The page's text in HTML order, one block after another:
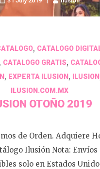
, CATALOGO
CATALOGO GRATIS,
, EXPERTA ILUSION , ILUSION
ILUSION.COM.MX
OTOÑO 2019
de Orden. Adquiere
Ilusión Nota: Envíos
solo en Estados